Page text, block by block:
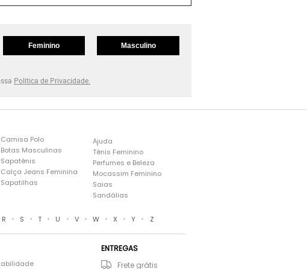
Feminino Masculino
Política de Privacidade.
Camisa Polo
Botas Masculinas
Sapatênis
Calça Jeans Feminina
Sapatilhas
Ajuda
Tênis Feminino
Perfumes e Beleza
Mocassim Feminino
Saias
Sandálias
R • S • T • U • V • W • X • Y • Z
ENTREGAS
Frete grátis